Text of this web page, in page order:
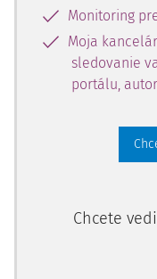
Monitoring
Moja
sledovanie
portálu,
Chcete